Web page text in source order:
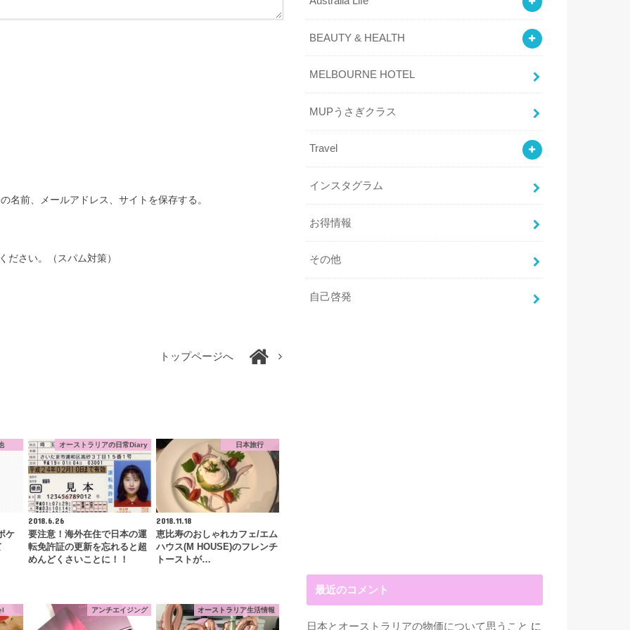
名前、メールアドレス、サイトを保存する。
ださい。（スパム対策）
トップページへ
ケ
オーストラリアの日常Diary
2018.6.26
要注意！海外在住で日本の運
転免許証の更新を忘れると超
めんどくさいことに！！
日本旅行
2018.11.18
恵比寿のおしゃれカフェ/エム
ハウス(M HOUSE)のフレンチ
トーストが…
アンチエイジング オーストラリア生活情報
BEAUTY & HEALTH
MELBOURNE HOTEL
MUPうさぎクラス
Travel
インスタグラム
お得情報
その他
自己啓発
最近のコメント
日本とオーストラリアの物価について思うこと に